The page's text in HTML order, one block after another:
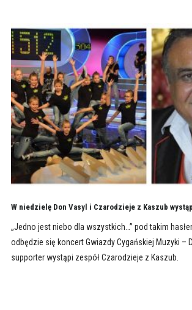
W niedzielę Don Vasyl i Czarodzieje z Kaszub
„Jedno jest niebo dla wszystkich…” pod takim
odbędzie się koncert Gwiazdy Cygańskiej Muzyki –
supporter wystąpi zespół Czarodzieje z Kaszub.